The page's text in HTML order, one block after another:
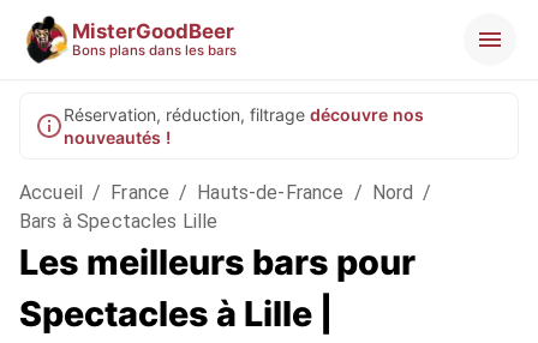
MisterGoodBeer
Bons plans dans les bars
Réservation, réduction, filtrage découvre nos
nouveautés !
Accueil / France / Hauts-de-France / Nord /
Bars à Spectacles Lille
Les meilleurs bars pour
Spectacles à Lille |